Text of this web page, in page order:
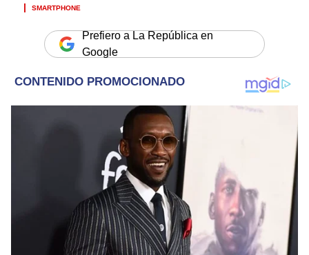
SMARTPHONE
Prefiero a La República en
Google